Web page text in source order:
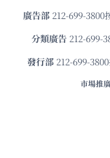
廣告部212-699-3800
分類廣告 212-699-
發⾏部 212-699-
市場推